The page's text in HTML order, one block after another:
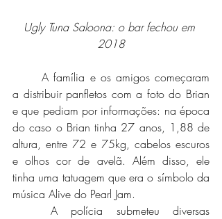
Ugly Tuna Saloona: o bar fechou em
2018
	A família e os amigos começaram
a distribuir panfletos com a foto do Brian
e que pediam por informações: na época
do caso o Brian tinha 27 anos, 1,88 de
altura, entre 72 e 75kg, cabelos escuros
e olhos cor de avelã. Além disso, ele
tinha uma tatuagem que era o símbolo da
música Alive do Pearl Jam.